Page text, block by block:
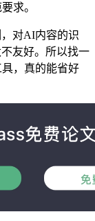
求。
对AI内容的识
友好。所以找一
，真的能省好